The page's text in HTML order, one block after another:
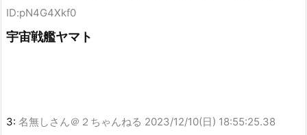
ID:pN4G4Xkf0
宇宙戦艦ヤマト
3: 名無しさん＠２ちゃんねる 2023/12/10(日) 18:55:25.38